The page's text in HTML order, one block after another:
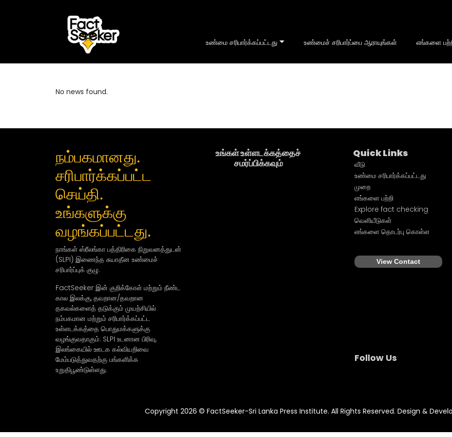
உண்மை சரிபார்க்கப்பட்டது உண்மைச் சரிபார்ப்பை ஆராயுங்கள் எங்களை
No news found.
நம்பகமானது.
சரிபார்க்கப்பட்ட
செய்தி.
உங்களுக்கு
வழங்கப்பட்டது.
நாங்கள் ஸ்ரீலங்கா பத்திரிகை நிறுவனத்துடன்
(SLPI) இணைந்த சுயாதீன உண்மைச்
சரிபார்ப்புக் குழு.
FactSeeker இன் குறிக்கோள் மற்றும் நீண்ட
கால இலக்கு, தவறான/தவறான
தகவல்களைத் தடுக்கும் முயற்சியில்
நம்பகமான மற்றும் சரிபார்க்கப்பட்ட
உள்ளடக்கத்தை பொதுமக்களுக்கு
வழங்குவதாகும். SLPI உடனான பிரிவு,
இலங்கையில் ஊடக கல்வியறிவை
மேம்படுத்துவதற்கு பங்களிக்க
உறுதிபூண்டுள்ளது.
உங்கள் உள்ளடக்கத்தைச்
சமர்ப்பிக்கவும்
Quick Links
வீடு
உண்மை சரிபார்க்கப்பட்டது
முறை
எங்களை பற்றி
Explore fact checking
வெளியீடுகள்
எங்களை தொடர்பு கொள்ள
View Contact
Follow Us
Copyright 2026 © FactSeeker-Sri Lanka Press Institute. All Rights Reserved. Design &